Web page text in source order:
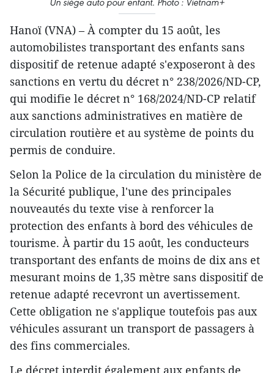
Hanoï (VNA) – À compter du 15 août, les
automobilistes transportant des enfants sans
dispositif de retenue adapté s'exposeront à des
sanctions en vertu du décret n° 238/2026/ND-CP,
qui modifie le décret n° 168/2024/ND-CP relatif
aux sanctions administratives en matière de
circulation routière et au système de points du
permis de conduire.
Selon la Police de la circulation du ministère de
la Sécurité publique, l'une des principales
nouveautés du texte vise à renforcer la
protection des enfants à bord des véhicules de
tourisme. À partir du 15 août, les conducteurs
transportant des enfants de moins de dix ans et
mesurant moins de 1,35 mètre sans dispositif de
retenue adapté recevront un avertissement.
Cette obligation ne s'applique toutefois pas aux
véhicules assurant un transport de passagers à
des fins commerciales.
Le décret interdit également aux enfants de